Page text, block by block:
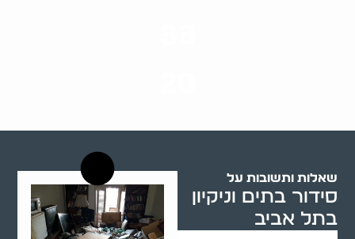
שאלות ותשובות על
סידור בתים וניקיון
בתל אביב